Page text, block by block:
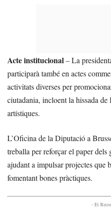
Acte institucional– La
participarà també en actes
activitats diverses per
ciutadania, incloent la hissada
artístiques.
L’Oficina de la Diputació a
treballa per reforçar el paper dels
ajudant a impulsar projectes que
fomentant bones pràctiques.
- Et